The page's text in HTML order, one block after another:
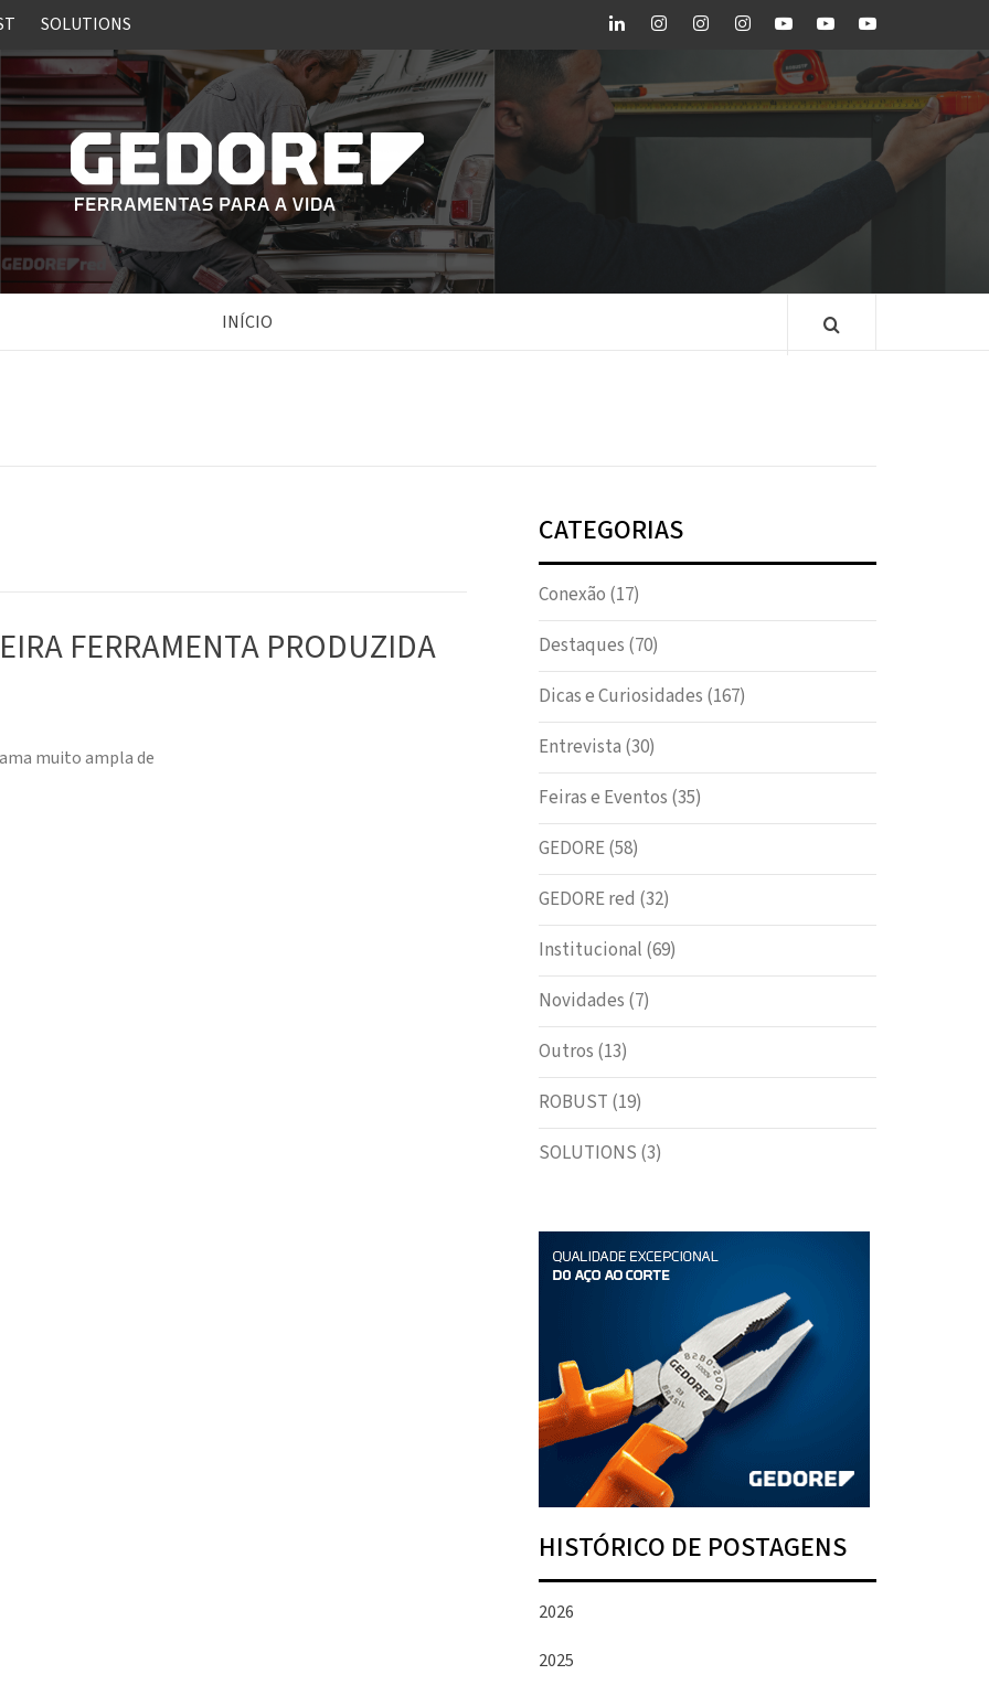
SOLUTIONS LinkedInInstagramInstagram
red
Instagram
ROBUST
Youtube
GEDORE
Youtube
GEDORE
red
Youtube
ROBUST
BLOG GEDORE
BRASIL
INÍCIO
FERRAMENTA PRODUZIDA
muito ampla de
CATEGORIAS
Conexão (17)
Destaques (70)
Dicas e Curiosidades (167)
Entrevista (30)
Feiras e Eventos (35)
GEDORE(58)
GEDORE red (32)
Institucional (69)
Novidades (7)
Outros (13)
ROBUST (19)
SOLUTIONS (3)
HISTÓRICO DE POSTAGENS
2026
2025